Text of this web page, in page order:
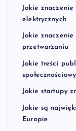
Jakie
elektrycznych
Jakie
przetwarzaniu
Jakie treści
Jakie startupy
Jakie są
Europie